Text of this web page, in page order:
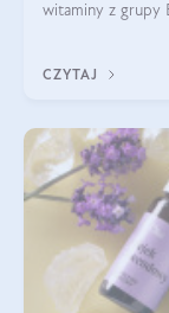
witaminy z grupy
CZYTAJ